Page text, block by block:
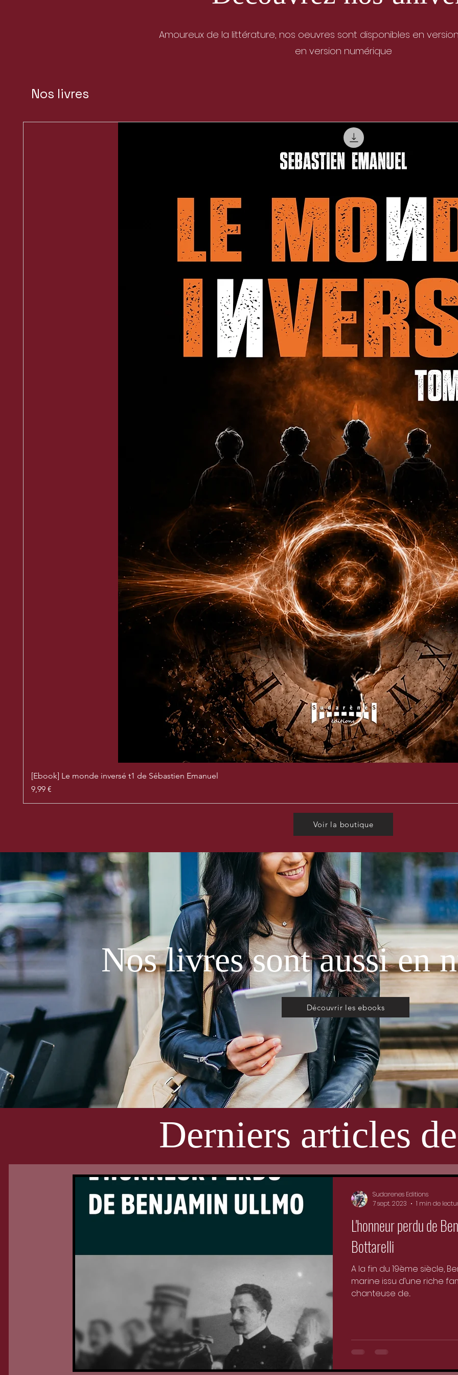
Amoureux de la littérature, nos oeuvres sont disponibles en
en version numérique
Nos livres
[Ebook] Le monde inversé t1 de Sébastien Emanuel
Prix
9,99 €
Voir la boutique
Nos livres sont aussi en
Découvrir les ebooks
Derniers articles
L'honneur perdu de
Bottarelli
A la fin du 19ème siècle,
marine issu d’une riche
chanteuse de...
Sudarenes Editions
7 sept. 2023
1 min de